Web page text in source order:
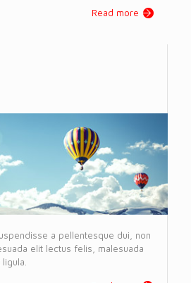
Read more
a pellentesque dui, non
elit lectus felis, malesuada